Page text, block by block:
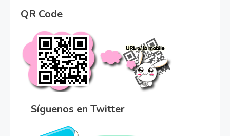
QR Code
Síguenos en Twitter